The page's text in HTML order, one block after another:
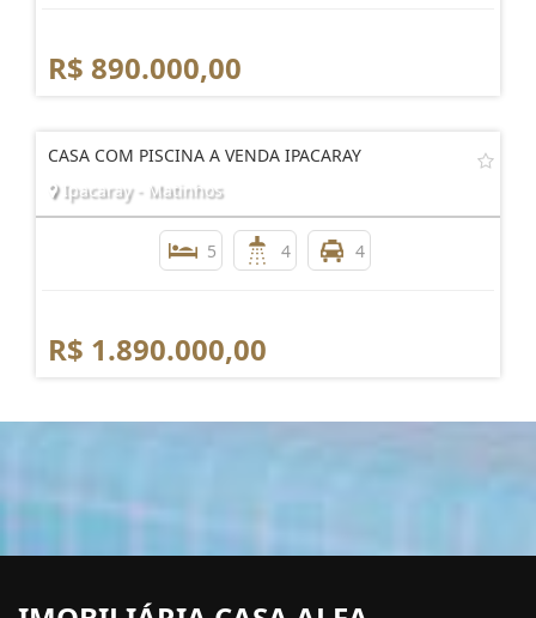
R$ 890.000,00
CASA COM PISCINA A VENDA IPACARAY
Ipacaray - Matinhos
5 4 4
R$ 1.890.000,00